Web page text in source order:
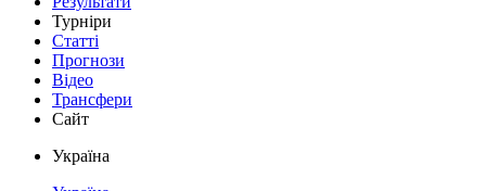
Турніри
Статті
Прогнози
Відео
Трансфери
Сайт
Україна